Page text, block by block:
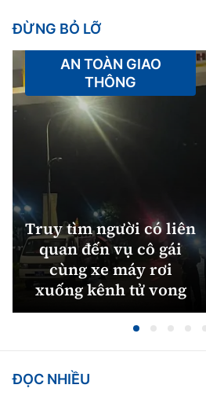
ĐỪNG BỎ LỠ
Truy tìm người có liên
quan đến vụ cô gái
cùng xe máy rơi
xuống kênh tử vong
AN TOÀN GIAO
THÔNG
ĐỌC NHIỀU